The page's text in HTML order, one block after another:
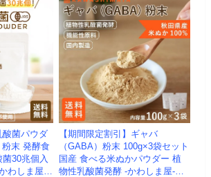
酸菌パウダ
末 発酵食
30兆個入
【期間限定割引】ギャバ
（GABA）粉末 100g×3袋セット
国産 食べる米ぬかパウダー 植
物性乳酸菌発酵 -かわしま屋-